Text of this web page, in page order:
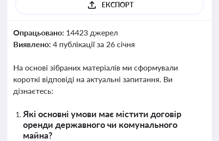
ЕКСПОРТ
Опрацьовано: 14423 джерел
Виявлено: 4 публікації за 26 січня
На основі зібраних матеріалів ми сформували
короткі відповіді на актуальні запитання. Ви
дізнаєтесь:
Які основні умови має містити договір
оренди державного чи комунального
майна?